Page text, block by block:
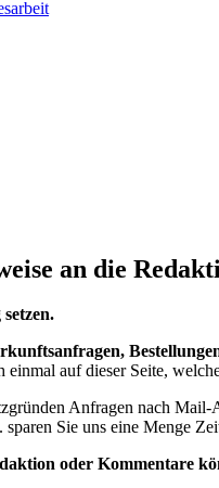
an die
einmal auf dieser Seite,
Anfragen nach
Sie uns eine Menge
oder Kommentare